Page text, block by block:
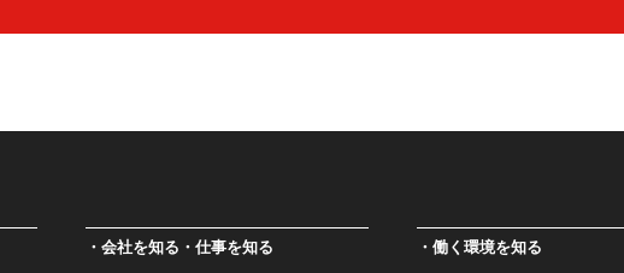
会社を知る・仕事を知る 働く環境を知る